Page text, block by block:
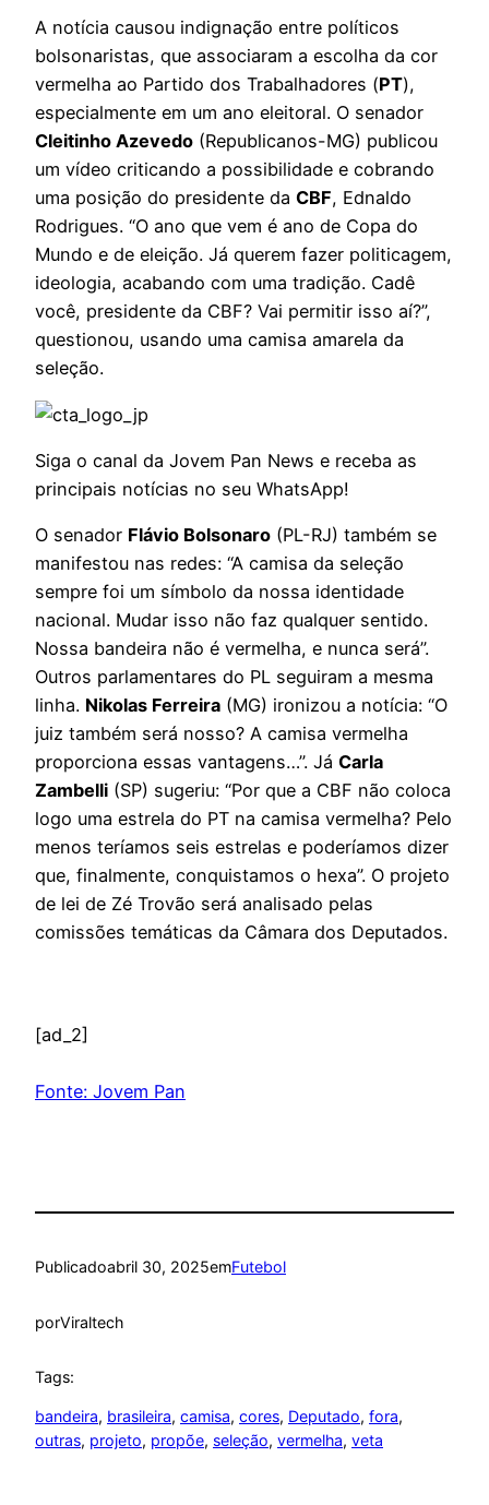
A notícia causou indignação entre políticos
bolsonaristas, que associaram a escolha da cor
vermelha ao Partido dos Trabalhadores (PT),
especialmente em um ano eleitoral. O senador
Cleitinho Azevedo (Republicanos-MG) publicou
um vídeo criticando a possibilidade e cobrando
uma posição do presidente da CBF, Ednaldo
Rodrigues. “O ano que vem é ano de Copa do
Mundo e de eleição. Já querem fazer politicagem,
ideologia, acabando com uma tradição. Cadê
você, presidente da CBF? Vai permitir isso aí?”,
questionou, usando uma camisa amarela da
seleção.
Siga o canal da Jovem Pan News e receba as
principais notícias no seu WhatsApp!
O senador Flávio Bolsonaro (PL-RJ) também se
manifestou nas redes: “A camisa da seleção
sempre foi um símbolo da nossa identidade
nacional. Mudar isso não faz qualquer sentido.
Nossa bandeira não é vermelha, e nunca será”.
Outros parlamentares do PL seguiram a mesma
linha. Nikolas Ferreira (MG) ironizou a notícia: “O
juiz também será nosso? A camisa vermelha
proporciona essas vantagens…”. Já Carla
Zambelli (SP) sugeriu: “Por que a CBF não coloca
logo uma estrela do PT na camisa vermelha? Pelo
menos teríamos seis estrelas e poderíamos dizer
que, finalmente, conquistamos o hexa”. O projeto
de lei de Zé Trovão será analisado pelas
comissões temáticas da Câmara dos Deputados.
[ad_2]
Fonte: Jovem Pan
Publicadoabril 30, 2025emFutebol
porViraltech
Tags:
bandeira, brasileira, camisa, cores, Deputado, fora
outras, projeto, propõe, seleção, vermelha, veta